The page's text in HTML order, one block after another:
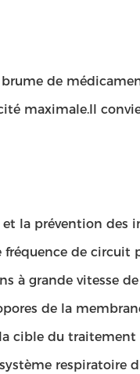
de
maximale.Il
la prévention des
fréquence de circuit
à grande vitesse
de la
cible du
respiratoire